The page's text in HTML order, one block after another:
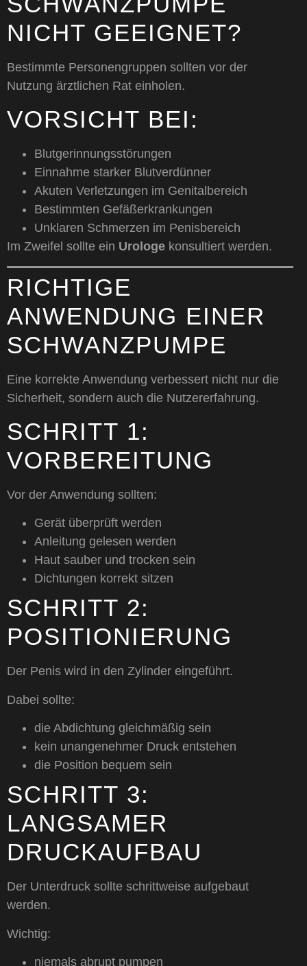
NICHT GEEIGNET?
Bestimmte Personengruppen sollten vor der
Nutzung ärztlichen Rat einholen.
VORSICHT BEI:
Blutgerinnungsstörungen
Einnahme starker Blutverdünner
Akuten Verletzungen im Genitalbereich
Bestimmten Gefäßerkrankungen
Unklaren Schmerzen im Penisbereich
Im Zweifel sollte ein Urologe konsultiert werden.
RICHTIGE
ANWENDUNG EINER
SCHWANZPUMPE
Eine korrekte Anwendung verbessert nicht nur die
Sicherheit, sondern auch die Nutzererfahrung.
SCHRITT 1:
VORBEREITUNG
Vor der Anwendung sollten:
Gerät überprüft werden
Anleitung gelesen werden
Haut sauber und trocken sein
Dichtungen korrekt sitzen
SCHRITT 2:
POSITIONIERUNG
Der Penis wird in den Zylinder eingeführt.
Dabei sollte:
die Abdichtung gleichmäßig sein
kein unangenehmer Druck entstehen
die Position bequem sein
SCHRITT 3:
LANGSAMER
DRUCKAUFBAU
Der Unterdruck sollte schrittweise aufgebaut
werden.
Wichtig:
niemals abrupt pumpen